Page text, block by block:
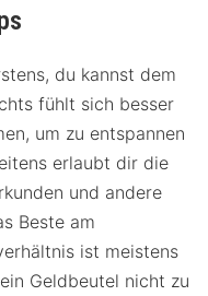
du kannst dem
fühlt sich besser
um zu entspannen
erlaubt dir die
und andere
Beste am
ist meistens
Geldbeutel nicht zu